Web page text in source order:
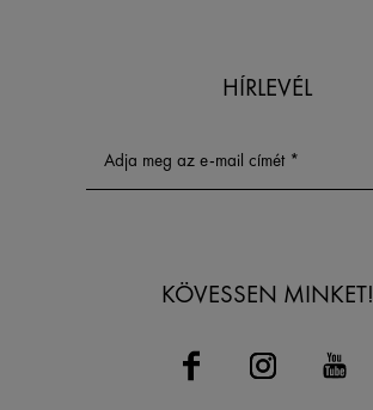
HÍRLEVÉL
KÖVESSEN MINKET!